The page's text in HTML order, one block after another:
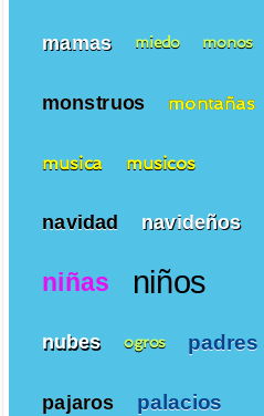
mamas miedo monos
monstruos montañas
musica musicos
navidad navideños
niñas niños
nubes ogros padres
pajaros palacios